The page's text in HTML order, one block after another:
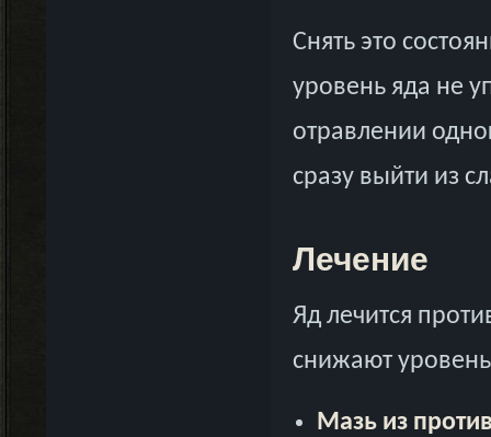
Снять это
уровень яда не
отравлении
сразу выйти из
Лечение
Яд лечится
снижают уровень
Мазь из